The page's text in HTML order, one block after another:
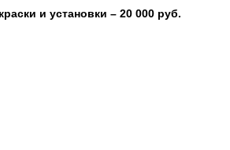
и установки – 20 000 руб.